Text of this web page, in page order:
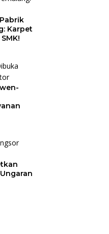
Karpet